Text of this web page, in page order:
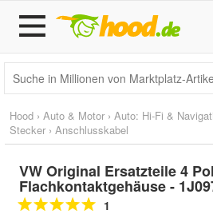
Hood › Auto & Motor › Auto: Hi-Fi &
Stecker › Anschlusskabel
VW Original Ersatzteile 4 Pol
Flachkontaktgehäuse -
1